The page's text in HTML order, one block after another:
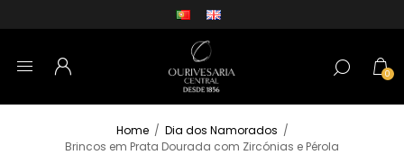
0
Home / Dia dos Namorados /
Brincos em Prata Dourada com Zircónias e Pérola